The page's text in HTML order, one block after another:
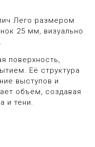
Лего размером
25 мм, визуально
поверхность,
Её структура
выступов и
объём, создавая
и тени.